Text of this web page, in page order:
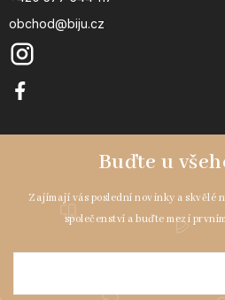
obchod@biju.cz